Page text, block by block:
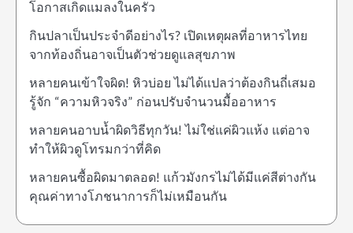
โอกาสเกิดแมลงในครัว
กินปลาเป็นประจำดีอย่างไร? เปิดเหตุผลที่อาหารไทย
จากท้องถิ่นอาจเป็นตัวช่วยดูแลสุขภาพ
หลายคนเข้าใจผิด! หิวบ่อย ไม่ได้แปลว่าต้องกินถี่เสมอ
รู้จัก “ความหิวจริง” ก่อนปรับจำนวนมื้ออาหาร
หลายคนอาบน้ำผิดวิธีทุกวัน! ไม่ใช่แค่ผิวแห้ง แต่อาจ
ทำให้ผิวดูโทรมกว่าที่คิด
หลายคนซื้อผิดมาตลอด! แก้วมังกรไม่ได้มีแค่สีต่างกัน
คุณค่าทางโภชนาการก็ไม่เหมือนกัน